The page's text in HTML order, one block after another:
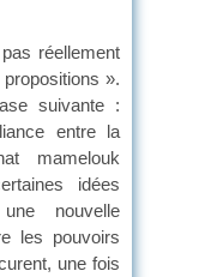
réellement
».
suivante :
entre la
mamelouk
idées
nouvelle
les pouvoirs
une fois